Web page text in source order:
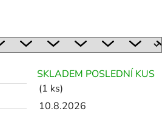
SKLADEM POSLEDNÍ KUS
(1 ks)
10.8.2026